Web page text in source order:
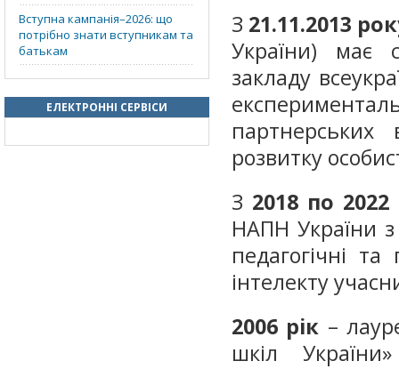
Вступна кампанія–2026: що
потрібно знати вступникам та
батькам
ЕЛЕКТРОННІ СЕРВІСИ
З 21.11.2013
України) має
закладу
партнерських
розвитку
З 2018 по 2022
НАПН України з
педагогічні
інтелекту
2006 рік –
шкіл